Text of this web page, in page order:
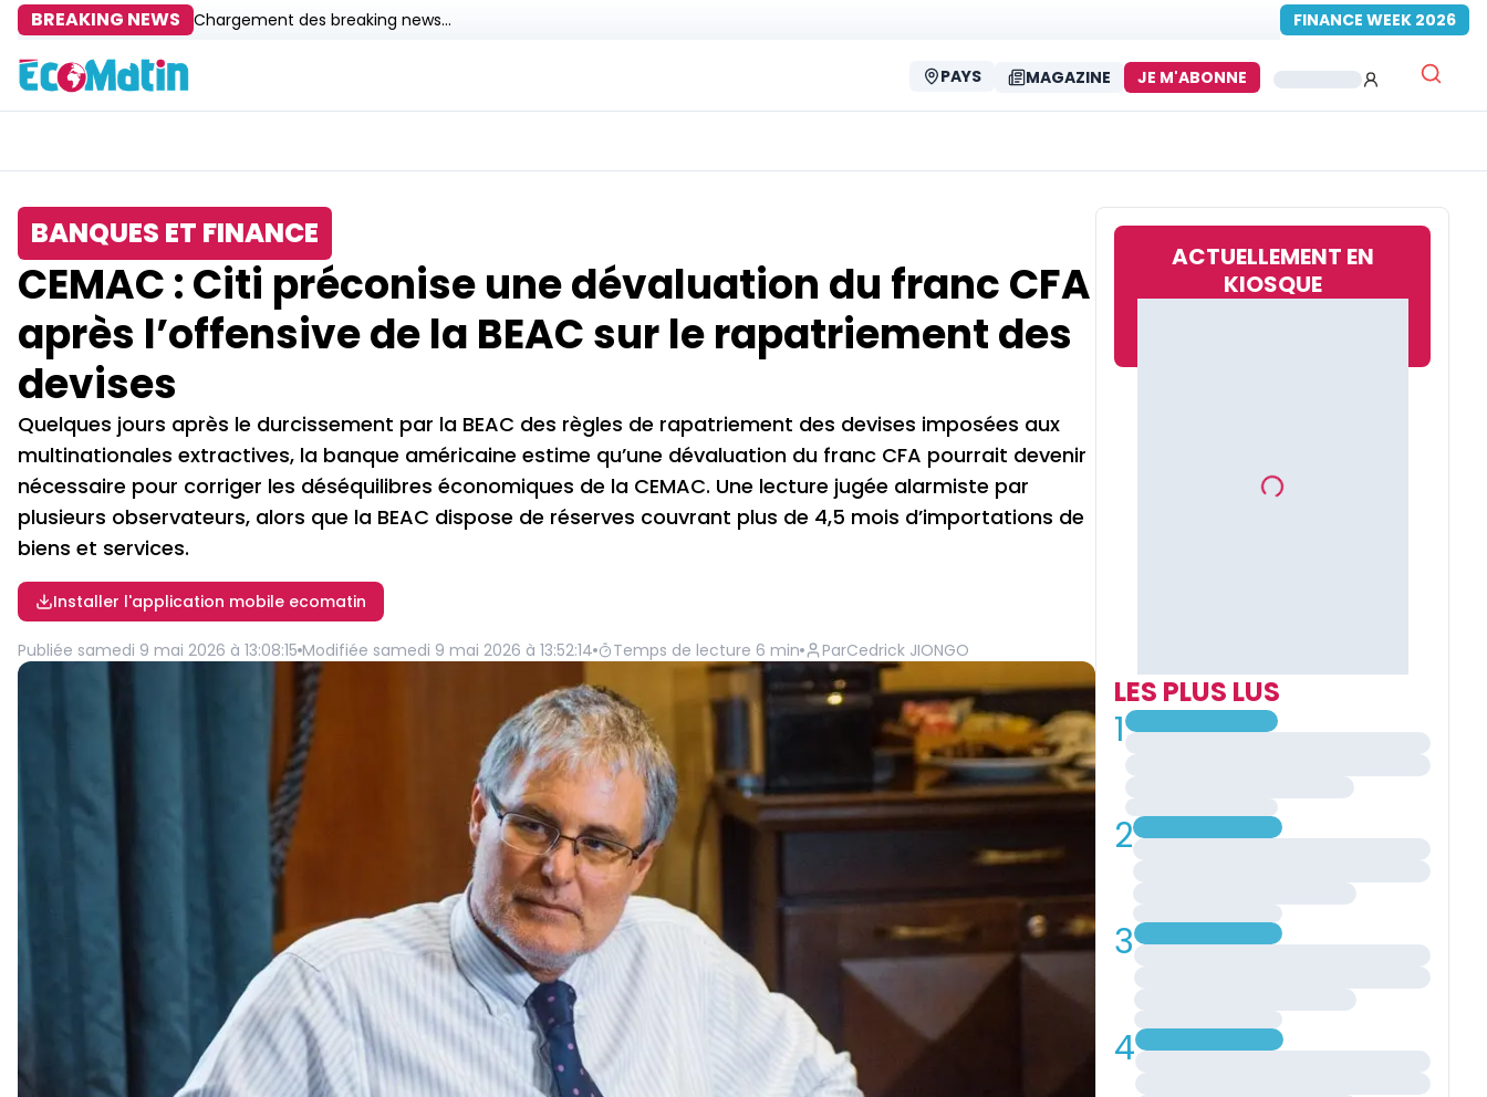
BREAKING NEWS Chargement des breaking news... FINANCE WEEK 2026
PAYS MAGAZINE JE M'ABONNE
BANQUES ET FINANCE
CEMAC : Citi préconise une dévaluation du franc CFA
après l’offensive de la BEAC sur le rapatriement des
devises
Quelques jours après le durcissement par la BEAC des règles de rapatriement des devises imposées aux
multinationales extractives, la banque américaine estime qu’une dévaluation du franc CFA pourrait devenir
nécessaire pour corriger les déséquilibres économiques de la CEMAC. Une lecture jugée alarmiste par
plusieurs observateurs, alors que la BEAC dispose de réserves couvrant plus de 4,5 mois d’importations de
biens et services.
Installer l'application mobile ecomatin
Publiée samedi 9 mai 2026 à 13:08:15 Modifiée samedi 9 mai 2026 à 13:52:14 Temps de lecture 6 min ParCedrick JIONGO
ACTUELLEMENT EN
KIOSQUE
LES PLUS LUS
1
2
3
4